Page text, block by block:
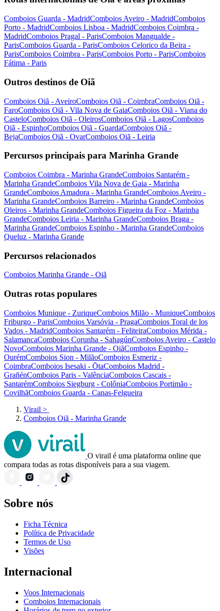
Comboios Guarda - MadridComboios Aveiro - MadridComboios
Porto - MadridComboios Lisboa - MadridComboios Coimbra -
MadridComboios Pragal - ParisComboios Mangualde -
ParisComboios Guarda - ParisComboios Celorico da Beira -
ParisComboios Coimbra - ParisComboios Porto - ParisComboios
Fátima - Paris
Outros destinos de Oiã
Comboios Oiã - AveiroComboios Oiã - CoimbraComboios Oiã -
FaroComboios Oiã - Vila Nova de GaiaComboios Oiã - Viana do
CasteloComboios Oiã - OleirosComboios Oiã - LagosComboios
Oiã - EspinhoComboios Oiã - GuardaComboios Oiã -
BejaComboios Oiã - OvarComboios Oiã - Leiria
Percursos principais para Marinha Grande
Comboios Coimbra - Marinha GrandeComboios Santarém -
Marinha GrandeComboios Vila Nova de Gaia - Marinha
GrandeComboios Amadora - Marinha GrandeComboios Aveiro -
Marinha GrandeComboios Barreiro - Marinha GrandeComboios
Oleiros - Marinha GrandeComboios Figueira da Foz - Marinha
GrandeComboios Leiria - Marinha GrandeComboios Braga -
Marinha GrandeComboios Espinho - Marinha GrandeComboios
Queluz - Marinha Grande
Percursos relacionados
Comboios Marinha Grande - Oiã
Outras rotas populares
Comboios Munique - ZuriqueComboios Milão - MuniqueComboios
Friburgo - ParisComboios Varsóvia - PragaComboios Toral de los
Vados - MadridComboios Santarém - FeliteiraComboios Mérida -
SalamancaComboios Corunha - SahagúnComboios Aveiro - Castelo
NovoComboios Marinha Grande - OiãComboios Espinho -
OurémComboios Sion - MilãoComboios Esmeriz -
CoimbraComboios Isesaki - ŌtaComboios Madrid -
GrañénComboios Paris - ValênciaComboios Cascais -
SantarémComboios Siegburg - ColôniaComboios Portimão -
CovilhãComboios Guarda - Canas-Felgueira
Virail >
Comboios Oiã - Marinha Grande
O virail é uma plataforma online que
compara todas as rotas disponíveis para a sua viagem.
Sobre nós
Ficha Técnica
Política de Privacidade
Termos de Uso
Visões
Internacional
Voos Internacionais
Comboios Internacionais